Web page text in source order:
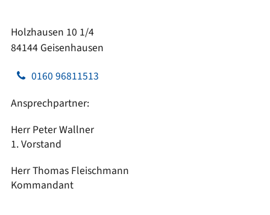
Holzhausen 10 1/4
84144 Geisenhausen
0160 96811513
Ansprechpartner:
Herr Peter Wallner
1. Vorstand
Herr Thomas Fleischmann
Kommandant